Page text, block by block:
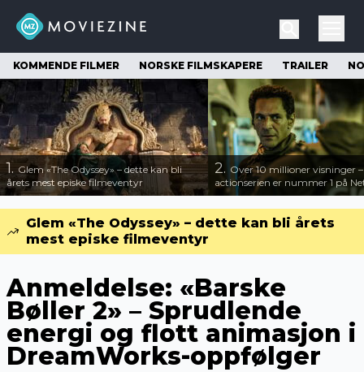
KOMMENDE FILMER NORSKE FILMSKAPERE TRAILER
1. Glem «The Odyssey» – dette kan bli
årets mest episke filmeventyr
2. Over 10 millioner visninger
actionserien er nummer 1 på
Glem «The Odyssey» – dette kan bli årets
mest episke filmeventyr
Anmeldelse: «Barske
Bøller 2» – Sprudlende
energi og flott animasjon i
DreamWorks-oppfølger